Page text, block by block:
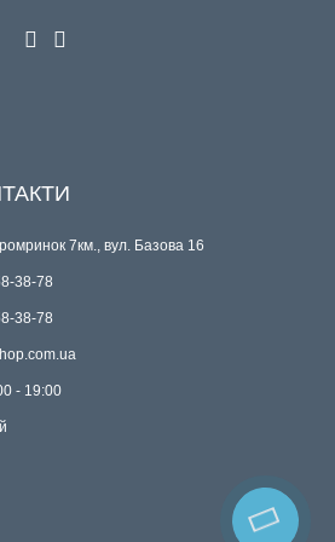
7км., вул. Базова 16
38-78
38-78
- 19:00